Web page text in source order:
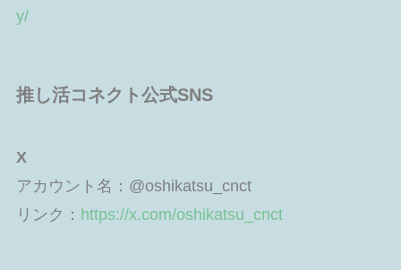
y/
推し活コネクト公式SNS
X
アカウント名：@oshikatsu_cnct
リンク： https://x.com/oshikatsu_cnct